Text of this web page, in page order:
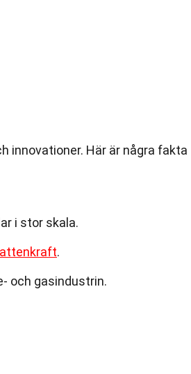
innovationer. Här är några fakta
i stor skala.
.
och gasindustrin.